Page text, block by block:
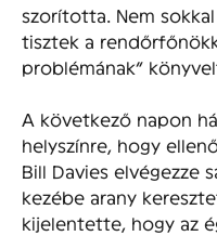
szorította. Nem
tisztek a
problémának”
A következő napon
helyszínre, hogy
Bill Davies elvégezze
kezébe arany
kijelentette, hogy az